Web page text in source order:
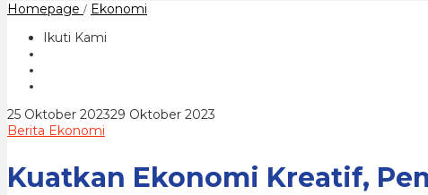
Homepage / Ekonomi
Kreatif
Ikuti Kami
25 Oktober 202329 Oktober 2023
Berita Ekonomi
Kuatkan Ekonomi Kreatif,